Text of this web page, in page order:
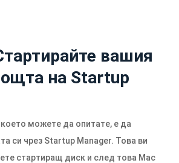
вашия
на Startup
можете да опитате, е да
си чрез Startup Manager. Това ви
стартиращ диск и след това Mac